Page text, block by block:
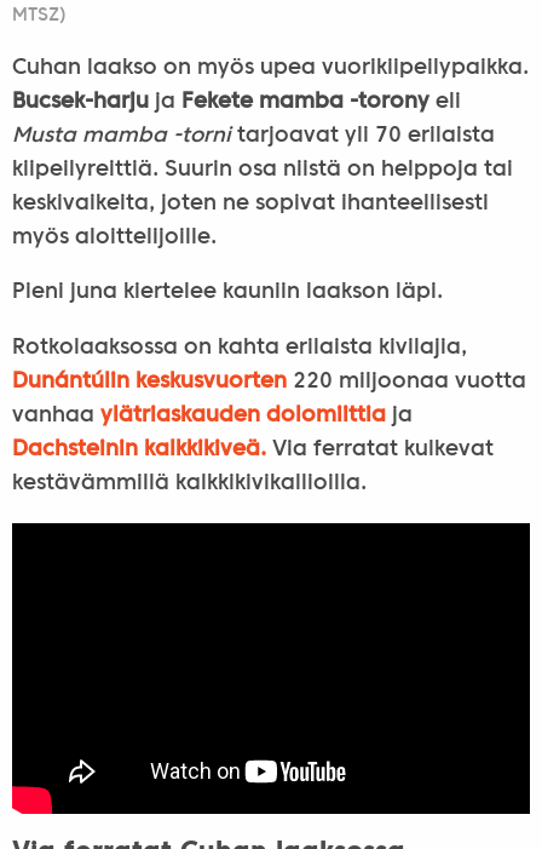
MTSZ)
Cuhan laakso on myös upea vuorikiipeilypaikka.
Bucsek-harju ja Fekete mamba -toronyeli
Musta mamba -torni tarjoavat yli 70 erilaista
kiipeilyreittiä. Suurin osa niistä on helppoja tai
keskivaikeita, joten ne sopivat ihanteellisesti
myös aloittelijoille.
Pieni juna kiertelee kauniin laakson läpi.
Rotkolaaksossa on kahta erilaista kivilajia,
Dunántúlin keskusvuorten220 miljoonaa vuotta
vanhaa ylätriaskauden dolomiittia ja
Dachsteinin kalkkikiveä. Via ferratat kulkevat
kestävämmillä kalkkikivikallioilla.